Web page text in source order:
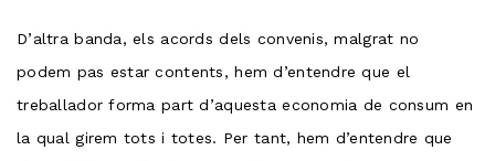
D’altra banda, els acords dels convenis, malgrat no
podem pas estar contents, hem d’entendre que el
treballador forma part d’aquesta economia de consum en
la qual girem tots i totes. Per tant, hem d’entendre que